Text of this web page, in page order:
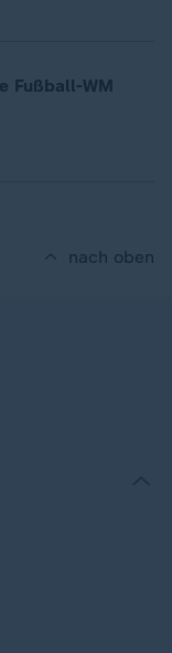
Fußball-WM
nach oben